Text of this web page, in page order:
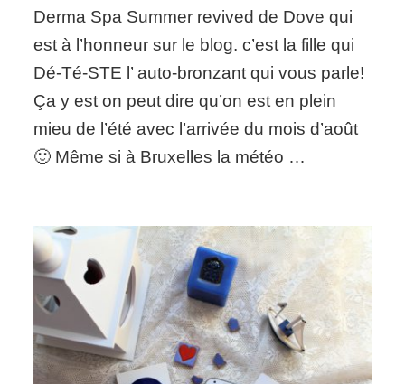
Derma
Spa
summer
revived
Derma Spa Summer revived de Dove qui
est à l’honneur sur le blog. c’est la fille qui
Dé-Té-STE l’ auto-bronzant qui vous parle!
Ça y est on peut dire qu’on est en plein
mieu de l’été avec l’arrivée du mois d’août
🙂 Même si à Bruxelles la météo …